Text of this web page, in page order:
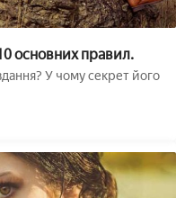
основних правил.
У чому секрет його